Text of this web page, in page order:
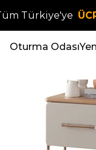
Türkiye'ye
Oturma Odası